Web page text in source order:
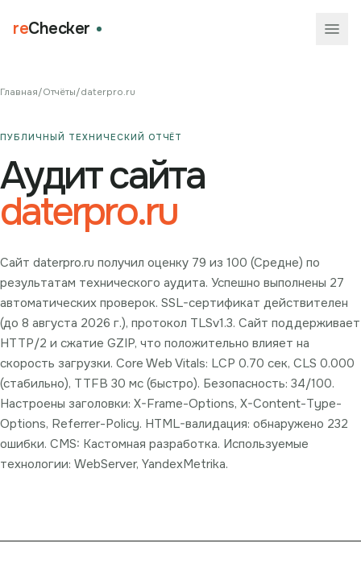
reChecker
Главная/Отчёты/daterpro.ru
ПУБЛИЧНЫЙ ТЕХНИЧЕСКИЙ ОТЧЁТ
Аудит сайта
daterpro.ru
Сайт daterpro.ru получил оценку 79 из 100 (Средне) по
результатам технического аудита. Успешно выполнены 27
автоматических проверок. SSL-сертификат действителен
(до 8 августа 2026 г.), протокол TLSv1.3. Сайт поддерживает
HTTP/2 и сжатие GZIP, что положительно влияет на
скорость загрузки. Core Web Vitals: LCP 0.70 сек, CLS 0.000
(стабильно), TTFB 30 мс (быстро). Безопасность: 34/100.
Настроены заголовки: X-Frame-Options, X-Content-Type-
Options, Referrer-Policy. HTML-валидация: обнаружено 232
ошибки. CMS: Кастомная разработка. Используемые
технологии: WebServer, YandexMetrika.